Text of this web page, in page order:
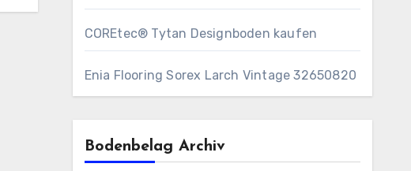
COREtec® Tytan Designboden kaufen
Enia Flooring Sorex ​Larch Vintage 32650820
Bodenbelag Archiv